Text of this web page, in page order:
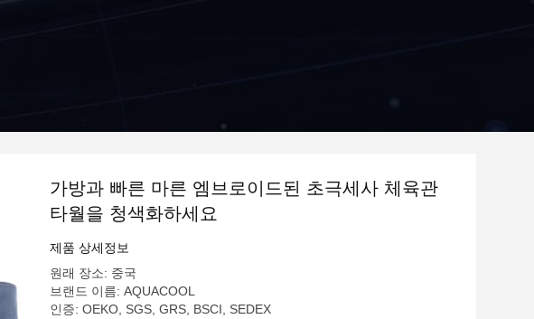
가방과 빠른 마른 엠브로이드된 초극세사 체육관
타월을 청색화하세요
제품 상세정보
원래 장소: 중국
브랜드 이름: AQUACOOL
인증: OEKO, SGS, GRS, BSCI, SEDEX